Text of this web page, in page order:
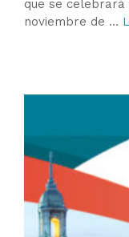
que se celebrará
noviembre de …